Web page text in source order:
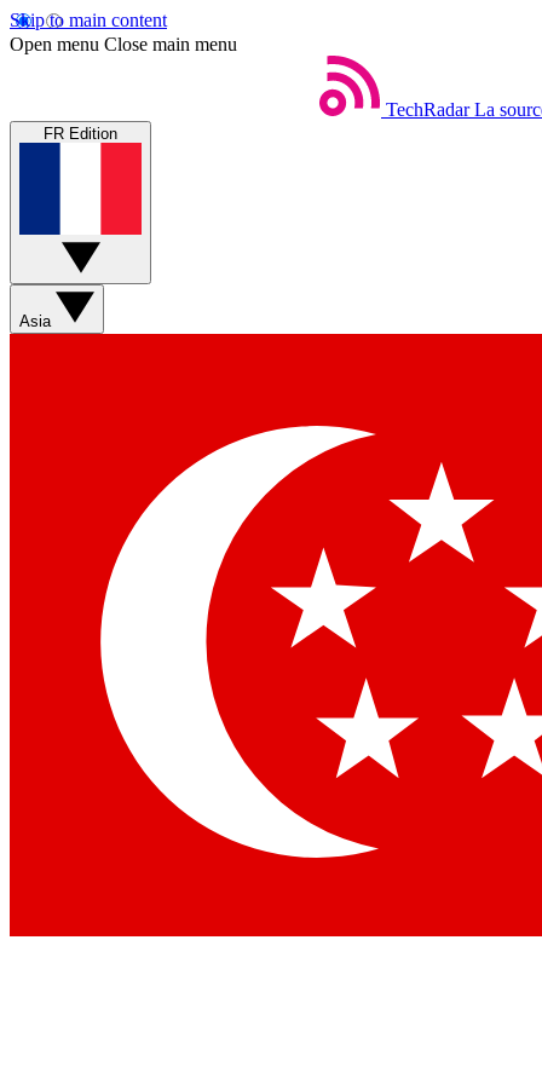
Skip to main content
Open menu Close main menu
TechRadar La
FR Edition
Asia